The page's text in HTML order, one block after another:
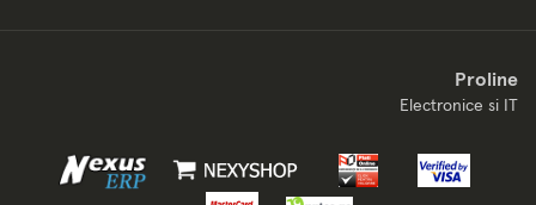
Proline
Electronice si IT